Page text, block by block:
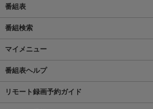
番組表
番組検索
マイメニュー
番組表ヘルプ
リモート録画予約ガイド